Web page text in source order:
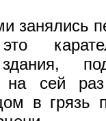
занялись
сей
в грязь